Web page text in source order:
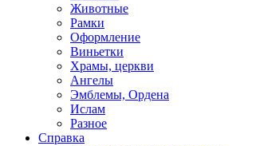
Животные
Рамки
Оформление
Виньетки
Храмы, церкви
Ангелы
Эмблемы, Ордена
Ислам
Разное
Справка